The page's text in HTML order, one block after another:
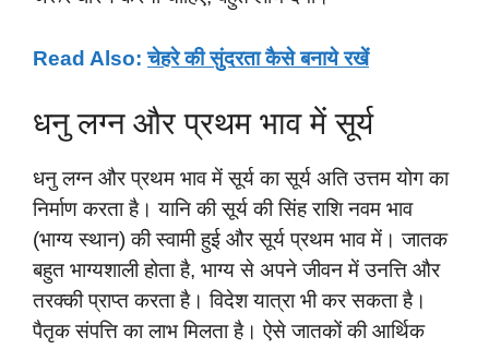
Read Also:चेहरे की सुंदरता कैसे बनाये रखें
धनु लग्न और प्रथम भाव में सूर्य
धनु लग्न और प्रथम भाव में सूर्य का सूर्य अति उत्तम योग का
निर्माण करता है। यानि की सूर्य की सिंह राशि नवम भाव
(भाग्य स्थान) की स्वामी हुई और सूर्य प्रथम भाव में। जातक
बहुत भाग्यशाली होता है, भाग्य से अपने जीवन में उनत्ति और
तरक्की प्राप्त करता है। विदेश यात्रा भी कर सकता है।
पैतृक संपत्ति का लाभ मिलता है। ऐसे जातकों की आर्थिक